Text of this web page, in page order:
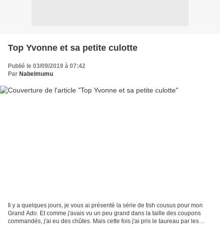
Top Yvonne et sa petite culotte
Publié le 03/09/2019 à 07:42
Par Nabelmumu
Il y a quelques jours, je vous ai présenté la série de tish cousus pour mon
Grand Ado. Et comme j'avais vu un peu grand dans la taille des coupons
commandés, j'ai eu des chûtes. Mais cette fois j'ai pris le taureau par les